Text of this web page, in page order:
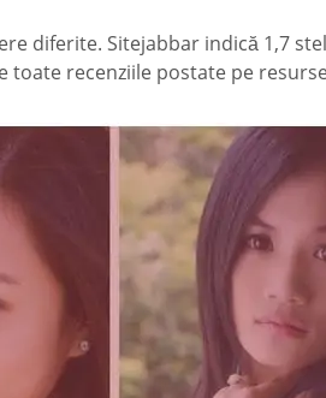
diferite. Sitejabbar indică 1,7
toate recenziile postate pe